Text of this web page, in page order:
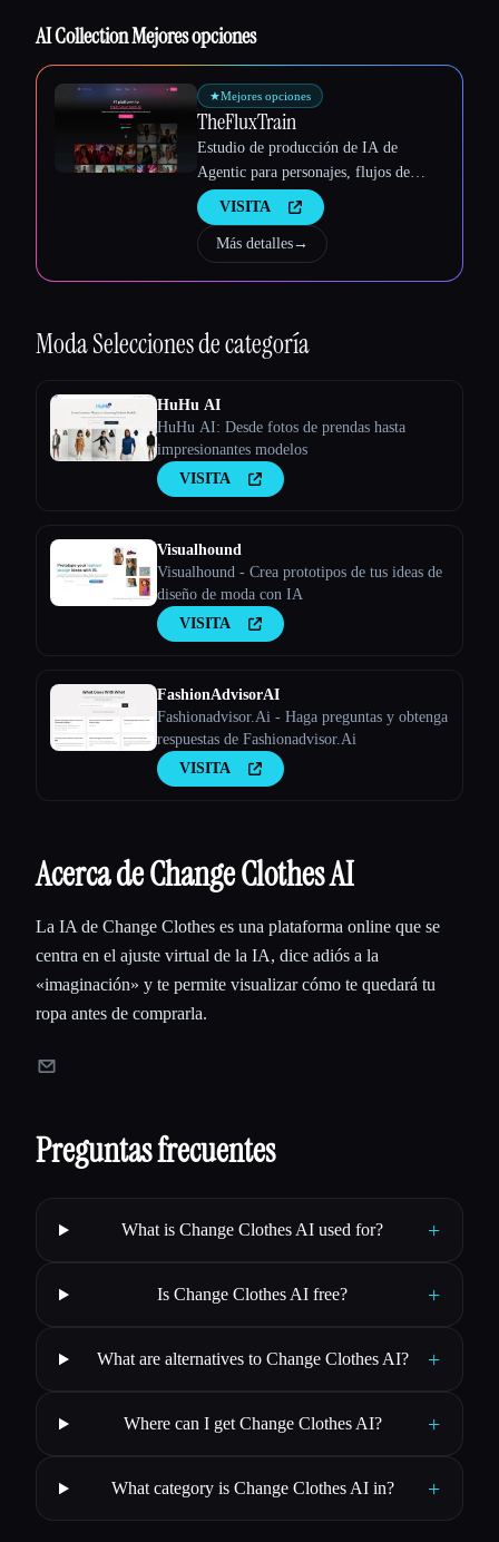
Esc
AI Collection Mejores opciones
★Mejores opciones
TheFluxTrain
Estudio de producción de IA de
Agentic para personajes, flujos de
trabajo y vídeos coherentes
VISITA
Más detalles→
ModaSelecciones de categoría
HuHu AI
HuHu AI: Desde fotos de prendas hasta
impresionantes modelos
VISITA
Visualhound
Visualhound - Crea prototipos de tus ideas de
diseño de moda con IA
VISITA
FashionAdvisorAI
Fashionadvisor.Ai - Haga preguntas y obtenga
respuestas de Fashionadvisor.Ai
VISITA
Acerca de Change Clothes AI
La IA de Change Clothes es una plataforma online que se
centra en el ajuste virtual de la IA, dice adiós a la
«imaginación» y te permite visualizar cómo te quedará tu
ropa antes de comprarla.
Preguntas frecuentes
What is Change Clothes AI used for? +
Is Change Clothes AI free? +
What are alternatives to Change Clothes AI? +
Where can I get Change Clothes AI? +
What category is Change Clothes AI in? +